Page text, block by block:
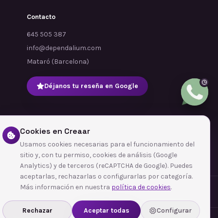
Contacto
645 505 387
info@dependalium.com
Mataró (Barcelona)
Déjanos tu reseña en Google
Cookies en Creaar
Usamos cookies necesarias para el funcionamiento del
sitio y, con tu permiso, cookies de análisis (Google
Analytics) y de terceros (reCAPTCHA de Google). Puedes
aceptarlas, rechazarlas o configurarlas por categoría.
Más información en nuestra política de cookies.
Rechazar Aceptar todas Configurar